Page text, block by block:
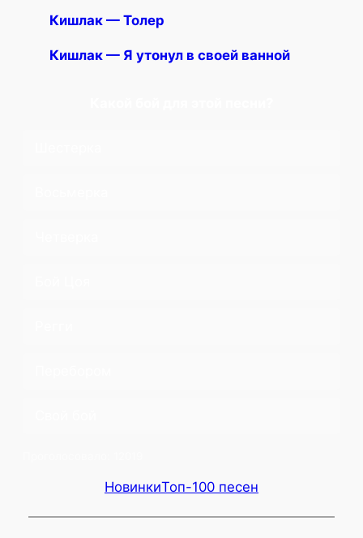
Кишлак — Толер
Кишлак — Я утонул в своей ванной
НовинкиТоп-100 песен